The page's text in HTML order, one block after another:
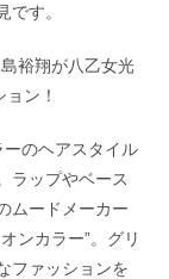
です。
裕翔が八乙女光
ン！
のヘアスタイル
ラップやベース
ムードメーカー
ンカラー”。グリ
ファッションを